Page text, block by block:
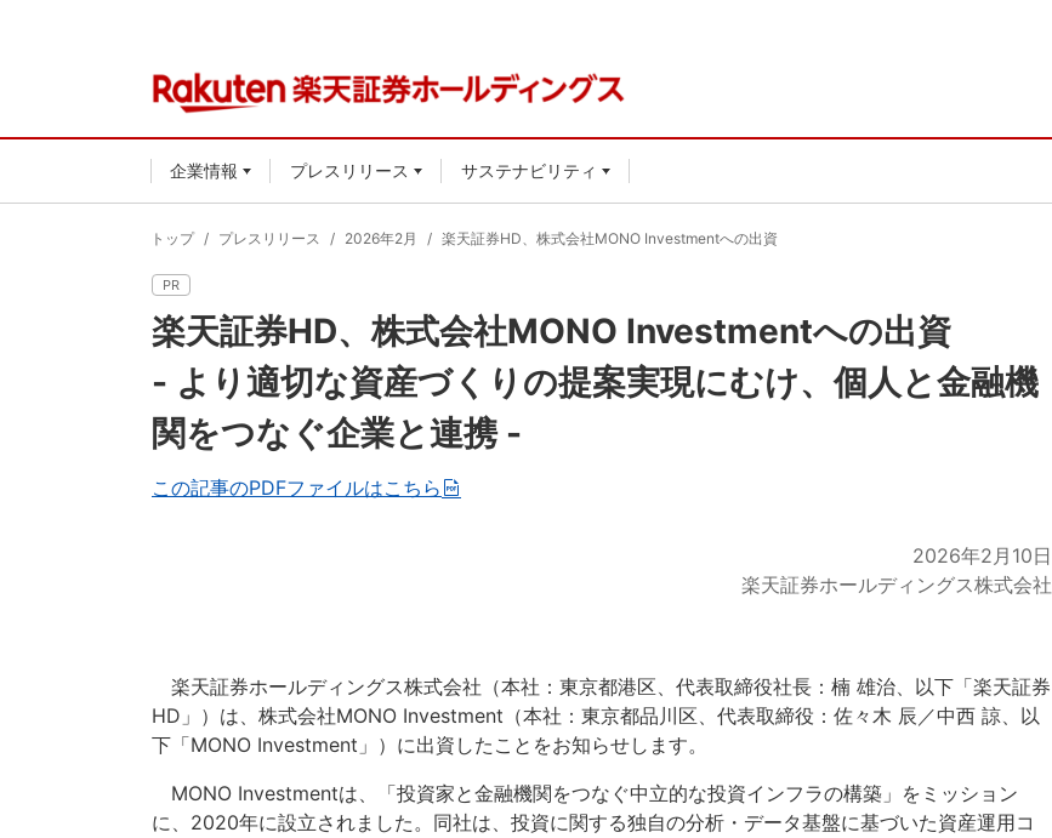
企業情報 プレスリリース サステナビリティ
トップ プレスリリース 2026年2月 楽天証券HD、株式会社MONO Investmentへの出資
PR
楽天証券HD、株式会社MONO Investmentへの出資
- より適切な資産づくりの提案実現にむけ、個人と金融機
関をつなぐ企業と連携 -
この記事のPDFファイルはこちら
2026年2月10日
楽天証券ホールディングス株式会社
楽天証券ホールディングス株式会社（本社：東京都港区、代表取締役社長：楠 雄治、以下「楽天証券
HD」）は、株式会社MONO Investment（本社：東京都品川区、代表取締役：佐々木 辰／中西 諒、以
下「MONO Investment」）に出資したことをお知らせします。
MONO Investmentは、「投資家と金融機関をつなぐ中立的な投資インフラの構築」をミッション
に、2020年に設立されました。同社は、投資に関する独自の分析・データ基盤に基づいた資産運用コ